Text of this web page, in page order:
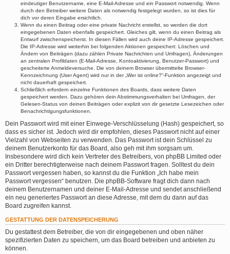
eindeutiger Benutzername, eine E-Mail-Adresse und ein Passwort notwendig. Wenn
durch den Betreiber weitere Daten als notwendig festgelegt wurden, so ist dies für
dich vor deren Eingabe ersichtlich.
Wenn du einen Beitrag oder eine private Nachricht erstellst, so werden die dort
eingegebenen Daten ebenfalls gespeichert. Gleiches gilt, wenn du einen Beitrag als
Entwurf zwischenspeicherst. In diesen Fällen wird auch deine IP-Adresse gespeichert.
Die IP-Adresse wird weiterhin bei folgenden Aktionen gespeichert: Löschen und
Ändern von Beiträgen (dazu zählen Private Nachrichten und Umfragen), Änderungen
an zentralen Profildaten (E-Mail-Adresse, Kontoaktivierung, Benutzer-Passwort) und
gescheiterte Anmeldeversuche. Die von deinem Browser übermittelte Browser-
Kennzeichnung (User Agent) wird nur in der „Wer ist online?“-Funktion angezeigt und
nicht dauerhaft gespeichert.
Schließlich erfordern einzelne Funktionen des Boards, dass weitere Daten
gespeichert werden. Dazu gehören dein Abstimmungsverhalten bei Umfragen, der
Gelesen-Status von deinen Beiträgen oder explizit von dir gesetzte Lesezeichen oder
Benachrichtigungsfunktionen.
Dein Passwort wird mit einer Einwege-Verschlüsselung (Hash) gespeichert, so
dass es sicher ist. Jedoch wird dir empfohlen, dieses Passwort nicht auf einer
Vielzahl von Webseiten zu verwenden. Das Passwort ist dein Schlüssel zu
deinem Benutzerkonto für das Board, also geh mit ihm sorgsam um.
Insbesondere wird dich kein Vertreter des Betreibers, von phpBB Limited oder
ein Dritter berechtigterweise nach deinem Passwort fragen. Solltest du dein
Passwort vergessen haben, so kannst du die Funktion „Ich habe mein
Passwort vergessen“ benutzen. Die phpBB-Software fragt dich dann nach
deinem Benutzernamen und deiner E-Mail-Adresse und sendet anschließend
ein neu generiertes Passwort an diese Adresse, mit dem du dann auf das
Board zugreifen kannst.
GESTATTUNG DER DATENSPEICHERUNG
Du gestattest dem Betreiber, die von dir eingegebenen und oben näher
spezifizierten Daten zu speichern, um das Board betreiben und anbieten zu
können.